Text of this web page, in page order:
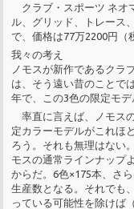
クラブ・スポーツ ネオ
ル、グリッド、トレース
で、価格は77万2200円（
我々の考え
ノモスが新作であるクラ
は、そう遠い昔のことで
年で、この3色の限定モ
率直に言えば、ノモス
定カラーモデルがこれほ
ろう。それも無理はない
モスの通常ラインナップ
からだ。6色×175本、さ
生産数となる。それでも
っている可能性を除けば